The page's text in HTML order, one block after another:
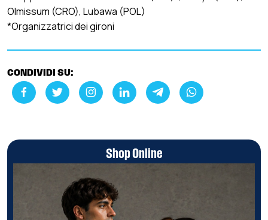
Olmissum (CRO), Lubawa (POL)
*Organizzatrici dei gironi
CONDIVIDI SU:
Shop Online